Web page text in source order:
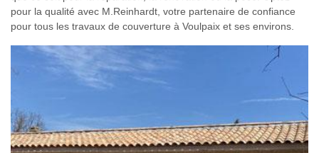
pour la qualité avec M.Reinhardt, votre partenaire de confiance
pour tous les travaux de couverture à Voulpaix et ses environs.